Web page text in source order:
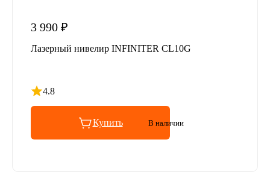
3 990 ₽
Лазерный нивелир INFINITER CL10G
4.8
Рейтинг 4.8 из 5
Купить В наличии